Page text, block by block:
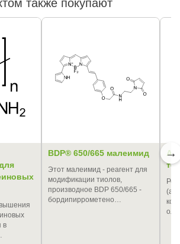
также покупают
в
BDP® 650/665 малеимид
Этот малеимид - реагент для
модификации тиолов,
производное BDP 650/665 -
бордипиррометено…
→